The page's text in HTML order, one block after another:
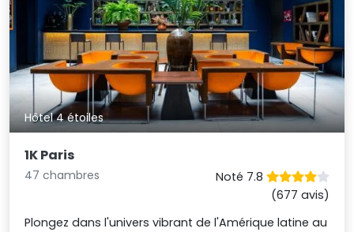
Hôtel 4 étoiles
1K Paris
47 chambres
Noté 7.8
(677 avis)
Plongez dans l'univers vibrant de l'Amérique latine au